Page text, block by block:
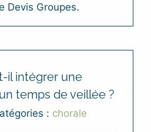
Devis Groupes.
il intégrer une
temps de veillée ?
: chorale